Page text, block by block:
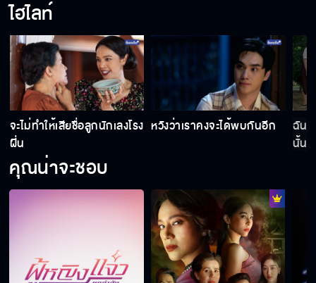
ผมจะไม่กลับมาที่นี่อีก
แสงเกลียดคุณพ่อ
ฉันรักนาย นายพาฉันหนีได้มั้ย
ไฮไลท์
จะไม่ทำให้เสียชื่อลูกนักเลงโรง
ฝิ่น
หวังว่าเราคงจะได้พบกันอีก
ฉันไ
นั้น
คุณน่าจะชอบ